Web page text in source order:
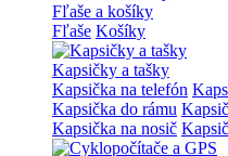
Fľaše a košíky
Fľaše Košíky
Kapsičky a tašky
Kapsička na telefón
Kapsička do rámu
Kapsička na nosič